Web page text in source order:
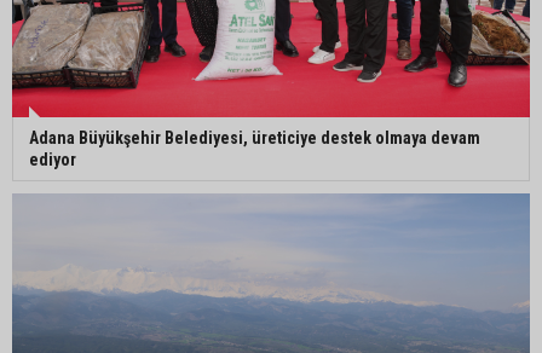
Adana Büyükşehir Belediyesi, üreticiye destek olmaya devam
ediyor